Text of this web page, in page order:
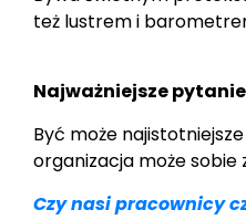
też lustrem i
Najważniejsze pytanie
Być może
organizacja może sobie
Czy nasi pracownicy